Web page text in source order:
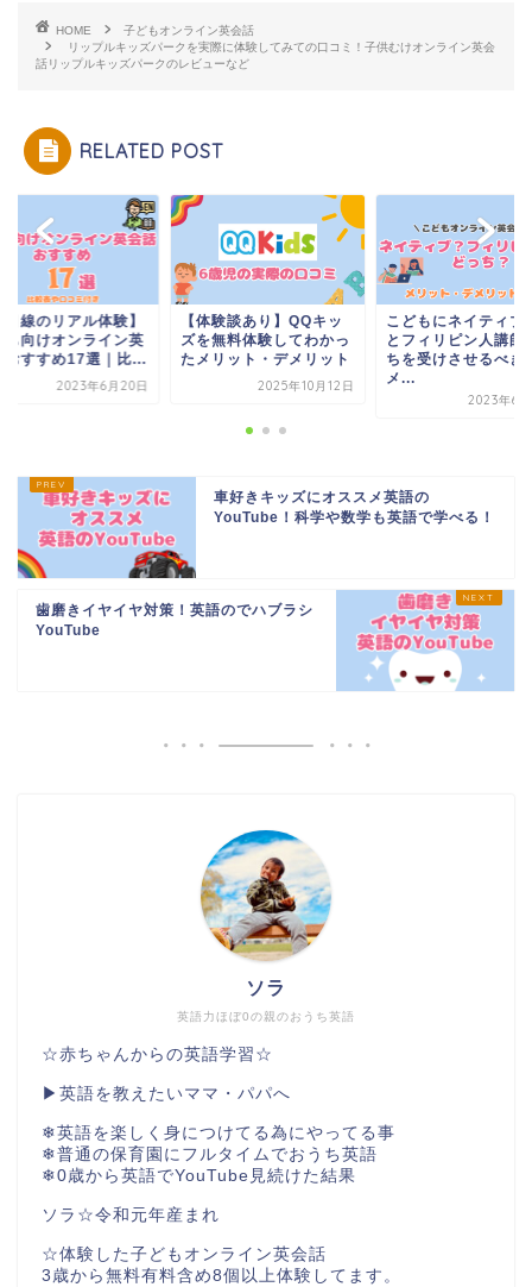
HOME
子どもオンライン英会話
リップルキッズパークを実際に体験してみての口コミ！子供むけオンライン英会
話リップルキッズパークのレビューなど
RELATED POST
目線のリアル体験】
も向けオンライン英
おすすめ17選｜比...
2023年6月20日
【体験談あり】QQキッ
ズを無料体験してわかっ
たメリット・デメリット
2025年10月12日
こどもにネイティブ
とフィリピン人講師
ちを受けさせるべき
メ...
2023年6
車好きキッズにオススメ英語の
YouTube！科学や数学も英語で学べる！
歯磨きイヤイヤ対策！英語のでハブラシ
YouTube
英語力ほぼ0の親のおうち英語
ソラ
☆赤ちゃんからの英語学習☆
▶︎英語を教えたいママ・パパへ
❄︎英語を楽しく身につけてる為にやってる事
❄︎普通の保育園にフルタイムでおうち英語
❄︎0歳から英語でYouTube見続けた結果
ソラ☆令和元年産まれ
☆体験した子どもオンライン英会話
3歳から無料有料含め8個以上体験してます。